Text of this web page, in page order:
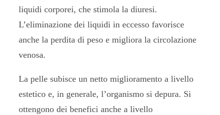
liquidi corporei, che stimola la diuresi.
L’eliminazione dei liquidi in eccesso favorisce
anche la perdita di peso e migliora la circolazione
venosa.
La pelle subisce un netto miglioramento a livello
estetico e, in generale, l’organismo si depura. Si
ottengono dei benefici anche a livello